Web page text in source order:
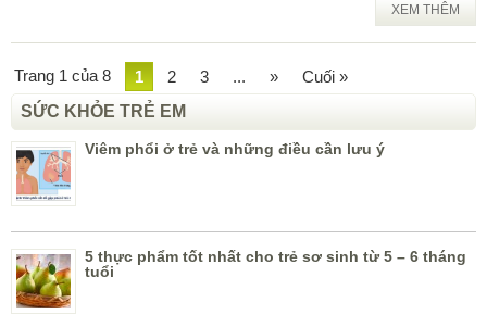
XEM THÊM
Trang 1 của 8 1 2 3 ... »
Cuối »
SỨC KHỎE TRẺ EM
Viêm phổi ở trẻ và những điều cần lưu ý
5 thực phẩm tốt nhất cho trẻ sơ sinh từ 5 – 6 tháng
tuổi